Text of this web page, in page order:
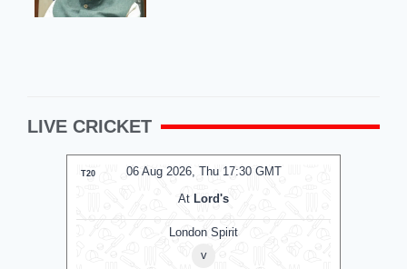
LIVE CRICKET
06 Aug 2026, Thu 17:30 GMT
T20
At Lord's
London Spirit
v